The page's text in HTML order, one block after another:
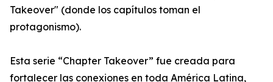
Takeover" (donde los capítulos toman el
protagonismo).
Esta serie “Chapter Takeover” fue creada para
fortalecer las conexiones en toda América Latina,